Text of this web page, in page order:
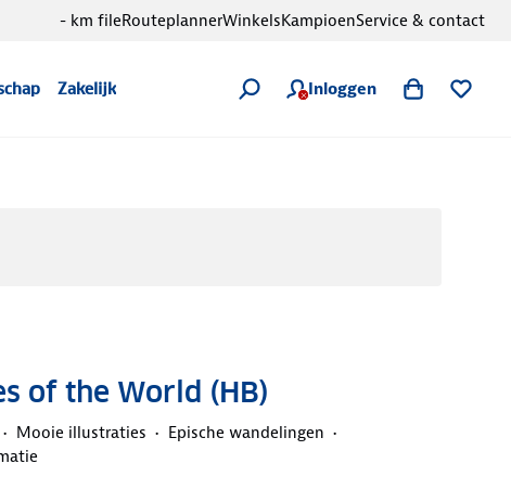
Zakelijk Inloggen
- km fileRouteplannerWinkelsKampioenService & contact
of the World (HB)
Mooie illustraties
Epische wandelingen